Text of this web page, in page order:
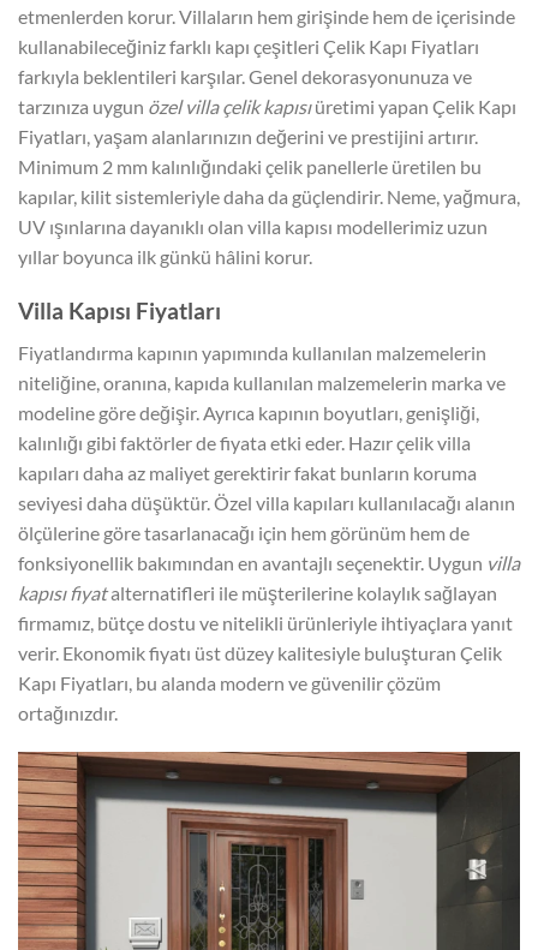
etmenlerden korur. Villaların hem girişinde hem de içerisinde
kullanabileceğiniz farklı kapı çeşitleri Çelik Kapı Fiyatları
farkıyla beklentileri karşılar. Genel dekorasyonunuza ve
tarzınıza uygun özel villa çelik kapısıüretimi yapan Çelik Kapı
Fiyatları, yaşam alanlarınızın değerini ve prestijini artırır.
Minimum 2 mm kalınlığındaki çelik panellerle üretilen bu
kapılar, kilit sistemleriyle daha da güçlendirir. Neme, yağmura,
UV ışınlarına dayanıklı olan villa kapısı modellerimiz uzun
yıllar boyunca ilk günkü hâlini korur.
Villa Kapısı Fiyatları
Fiyatlandırma kapının yapımında kullanılan malzemelerin
niteliğine, oranına, kapıda kullanılan malzemelerin marka ve
modeline göre değişir. Ayrıca kapının boyutları, genişliği,
kalınlığı gibi faktörler de fiyata etki eder. Hazır çelik villa
kapıları daha az maliyet gerektirir fakat bunların koruma
seviyesi daha düşüktür. Özel villa kapıları kullanılacağı alanın
ölçülerine göre tasarlanacağı için hem görünüm hem de
fonksiyonellik bakımından en avantajlı seçenektir. Uygun villa
kapısı fiyatalternatifleri ile müşterilerine kolaylık sağlayan
firmamız, bütçe dostu ve nitelikli ürünleriyle ihtiyaçlara yanıt
verir. Ekonomik fiyatı üst düzey kalitesiyle buluşturan Çelik
Kapı Fiyatları, bu alanda modern ve güvenilir çözüm
ortağınızdır.